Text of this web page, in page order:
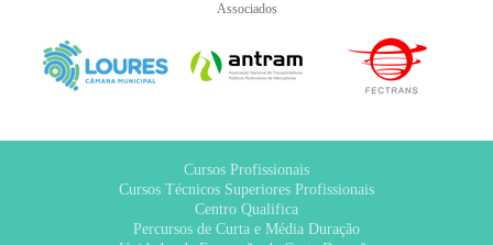
Associados
Cursos Profissionais
Cursos Técnicos Superiores Profissionais
Centro Qualifica
Percursos de Curta e Média Duração